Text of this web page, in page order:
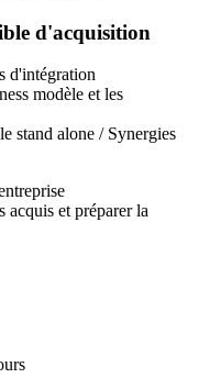
d'acquisition
d'intégration
modèle et les
stand alone / Synergies
acquis et préparer la